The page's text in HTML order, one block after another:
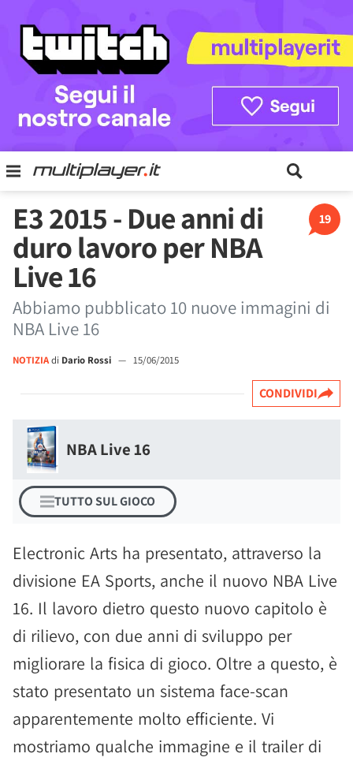
19
E3 2015 - Due anni di
duro lavoro per NBA
Live 16
Abbiamo pubblicato 10 nuove immagini di
NBA Live 16
NOTIZIAdi Dario Rossi — 15/06/2015
CONDIVIDI
NBA Live 16
TUTTO SUL GIOCO
Electronic Arts ha presentato, attraverso la
divisione EA Sports, anche il nuovo NBA Live
16. Il lavoro dietro questo nuovo capitolo è
di rilievo, con due anni di sviluppo per
migliorare la fisica di gioco. Oltre a questo, è
stato presentato un sistema face-scan
apparentemente molto efficiente. Vi
mostriamo qualche immagine e il trailer di